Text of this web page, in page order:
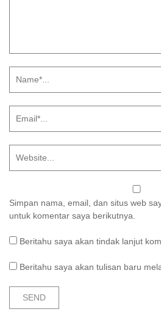
Simpan nama, email, dan situs web
untuk komentar saya berikutnya.
Beritahu saya akan tindak lanjut
Beritahu saya akan tulisan baru